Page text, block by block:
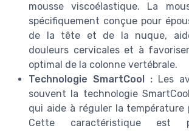
mousse viscoélastique. La
spécifiquement conçue pour
de la tête et de la nuque,
douleurs cervicales et à
optimal de la colonne vertébrale.
Technologie SmartCool : Les
souvent la technologie
qui aide à réguler la
Cette caractéristique est